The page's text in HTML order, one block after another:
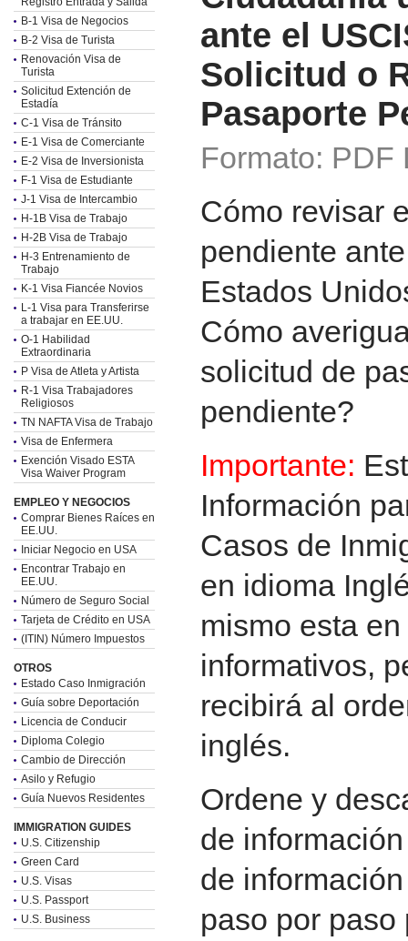
B-1 Visa de Negocios
B-2 Visa de Turista
Renovación Visa de
Turista
Solicitud Extención de
Estadía
C-1 Visa de Tránsito
E-1 Visa de Comerciante
E-2 Visa de Inversionista
F-1 Visa de Estudiante
J-1 Visa de Intercambio
H-1B Visa de Trabajo
H-2B Visa de Trabajo
H-3 Entrenamiento de
Trabajo
K-1 Visa Fiancée Novios
L-1 Visa para Transferirse
a trabajar en EE.UU.
O-1 Habilidad
Extraordinaria
P Visa de Atleta y Artista
R-1 Visa Trabajadores
Religiosos
TN NAFTA Visa de Trabajo
Visa de Enfermera
Exención Visado ESTA
Visa Waiver Program
EMPLEO Y NEGOCIOS
Comprar Bienes Raíces en
EE.UU.
Iniciar Negocio en USA
Encontrar Trabajo en
EE.UU.
Número de Seguro Social
Tarjeta de Crédito en USA
(ITIN) Número Impuestos
OTROS
Estado Caso Inmigración
Guía sobre Deportación
Licencia de Conducir
Diploma Colegio
Cambio de Dirección
Asilo y Refugio
Guía Nuevos Residentes
IMMIGRATION GUIDES
U.S. Citizenship
Green Card
U.S. Visas
U.S. Passport
U.S. Business
ante el
Solicitud o
Pasaporte
Formato: PDF
Cómo revisar
pendiente
Estados
Cómo
solicitud de
pendiente?
Importante:
Información
Casos de
en idioma
mismo esta
informativos,
recibirá al
inglés.
Ordene y
de
de
paso por paso